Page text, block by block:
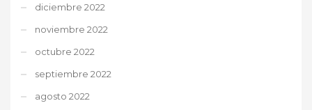
diciembre 2022
noviembre 2022
octubre 2022
septiembre 2022
agosto 2022